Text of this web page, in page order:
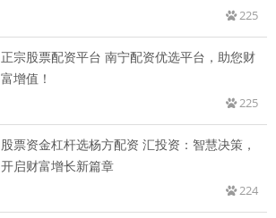
225
正宗股票配资平台 南宁配资优选平台，助您财
富增值！
225
股票资金杠杆选杨方配资 汇投资：智慧决策，
开启财富增长新篇章
224